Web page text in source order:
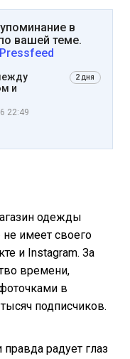
в
вашей теме.
Pressfeed
и
2 дня
22:49
одежды
не имеет своего
и Instagram. За
времени,
в
подписчиков.
радует глаз